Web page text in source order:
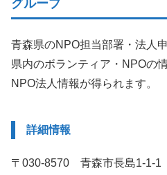
グループ
青森県のNPO担当部署・法人
県内のボランティア・NPOの
NPO法人情報が得られます。
詳細情報
〒030-8570 青森市長島1-1-1